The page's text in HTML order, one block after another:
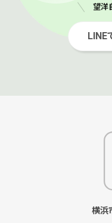
望洋
LINE
横浜